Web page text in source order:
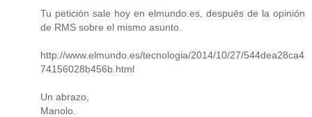
Tu petición sale hoy en elmundo.es, después de la opinión
de RMS sobre el mismo asunto.
http://www.elmundo.es/tecnologia/2014/10/27/544dea28ca4
74156028b456b.html
Un abrazo,
Manolo.